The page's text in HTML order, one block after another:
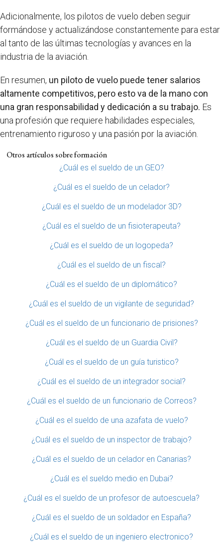
Adicionalmente, los pilotos de vuelo deben seguir
formándose y actualizándose constantemente para estar
al tanto de las últimas tecnologías y avances en la
industria de la aviación.
En resumen, un piloto de vuelo puede tener salarios
altamente competitivos, pero esto va de la mano con
una gran responsabilidad y dedicación a su trabajo. Es
una profesión que requiere habilidades especiales,
entrenamiento riguroso y una pasión por la aviación.
Otros artículos sobre formación
¿Cuál es el sueldo de un GEO?
¿Cuál es el sueldo de un celador?
¿Cuál es el sueldo de un modelador 3D?
¿Cuál es el sueldo de un fisioterapeuta?
¿Cuál es el sueldo de un logopeda?
¿Cuál es el sueldo de un fiscal?
¿Cuál es el sueldo de un diplomático?
¿Cuál es el sueldo de un vigilante de seguridad?
¿Cuál es el sueldo de un funcionario de prisiones?
¿Cuál es el sueldo de un Guardia Civil?
¿Cuál es el sueldo de un guía turistico?
¿Cuál es el sueldo de un integrador social?
¿Cuál es el sueldo de un funcionario de Correos?
¿Cuál es el sueldo de una azafata de vuelo?
¿Cuál es el sueldo de un inspector de trabajo?
¿Cuál es el sueldo de un celador en Canarias?
¿Cuál es el sueldo medio en Dubai?
¿Cuál es el sueldo de un profesor de autoescuela?
¿Cuál es el sueldo de un soldador en España?
¿Cuál es el sueldo de un ingeniero electronico?